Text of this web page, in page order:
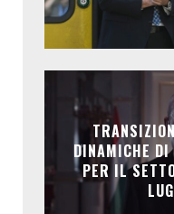
DINAMICHE DI
PER IL